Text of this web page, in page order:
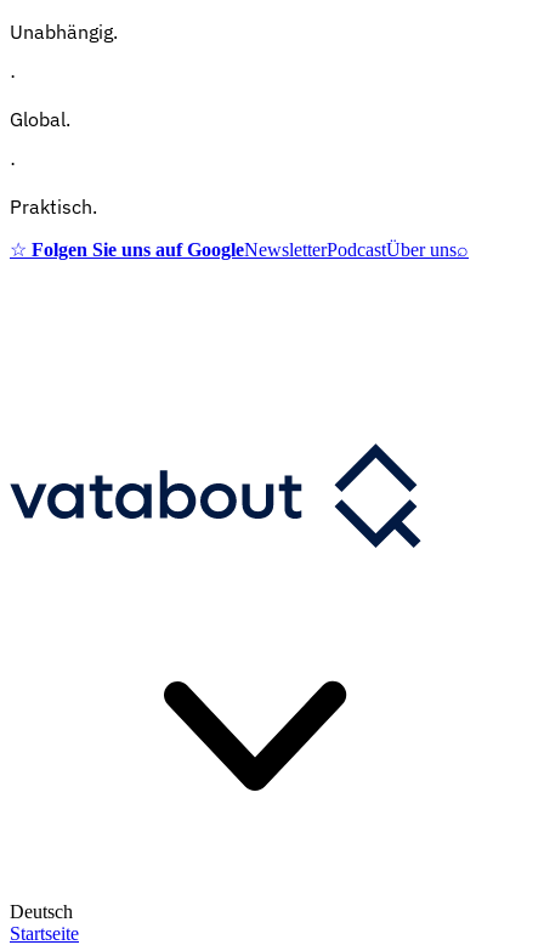
Unabhängig.
·
Global.
·
Praktisch.
☆ Folgen Sie uns auf GoogleNewsletterPodcastÜber uns⌕
Deutsch
Startseite